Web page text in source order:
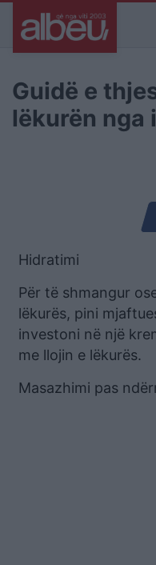
Guidë e
lëkurën nga
Hidratimi
Për të shmangur
lëkurës, pini
investoni në një
me llojin e lëkurës.
Masazhimi pas